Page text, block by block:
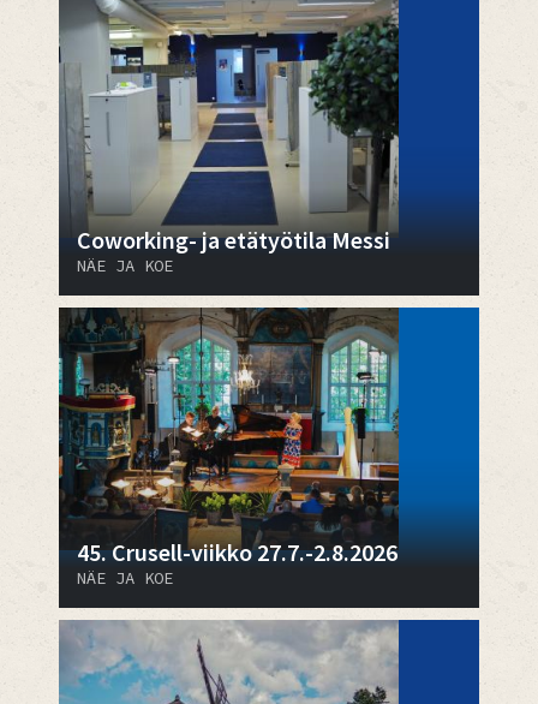
Coworking- ja etätyötila Messi
NÄE JA KOE
45. Crusell-viikko 27.7.-2.8.2026
NÄE JA KOE